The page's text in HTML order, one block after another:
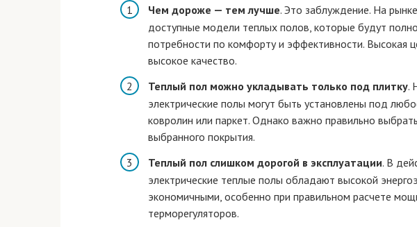
Чем дороже — тем лучше. Это заблуждение. На
доступные модели теплых полов, которые будут
потребности по комфорту и эффективности. Высокая
высокое качество.
Теплый пол можно укладывать только под плитку.
электрические полы могут быть установлены под
ковролин или паркет. Однако важно правильно
выбранного покрытия.
Теплый пол слишком дорогой в эксплуатации. В
электрические теплые полы обладают высокой
экономичными, особенно при правильном расчете
терморегуляторов.